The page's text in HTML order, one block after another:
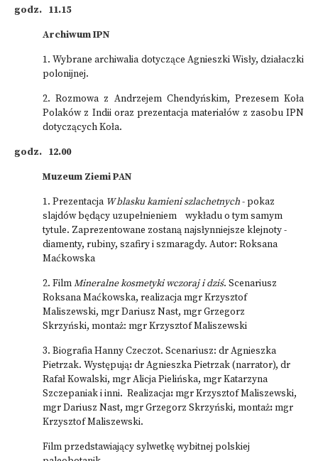
godz. 11.15
Archiwum IPN
1. Wybrane archiwalia dotyczące Agnieszki Wisły, działaczki
polonijnej.
2. Rozmowa z Andrzejem Chendyńskim, Prezesem Koła
Polaków z Indii oraz prezentacja materiałów z zasobu IPN
dotyczących Koła.
godz. 12.00
Muzeum Ziemi PAN
1. Prezentacja W blasku kamieni szlachetnych- pokaz
slajdów będący uzupełnieniem wykładu o tym samym
tytule. Zaprezentowane zostaną najsłynniejsze klejnoty -
diamenty, rubiny, szafiry i szmaragdy. Autor: Roksana
Maćkowska
2. FilmMineralne kosmetyki wczoraj i dziś. Scenariusz
Roksana Maćkowska, realizacja mgr Krzysztof
Maliszewski, mgr Dariusz Nast, mgr Grzegorz
Skrzyński, montaż: mgr Krzysztof Maliszewski
3. Biografia Hanny Czeczot. Scenariusz: dr Agnieszka
Pietrzak. Występują:dr Agnieszka Pietrzak (narrator), dr
Rafał Kowalski, mgr Alicja Pielińska, mgr Katarzyna
Szczepaniak i inni. Realizacja:mgr Krzysztof Maliszewski,
mgr Dariusz Nast, mgr Grzegorz Skrzyński, montaż:mgr
Krzysztof Maliszewski.
Film przedstawiający sylwetkę wybitnej polskiej